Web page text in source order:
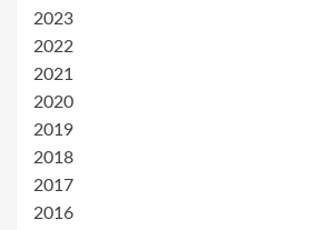
2023
2022
2021
2020
2019
2018
2017
2016